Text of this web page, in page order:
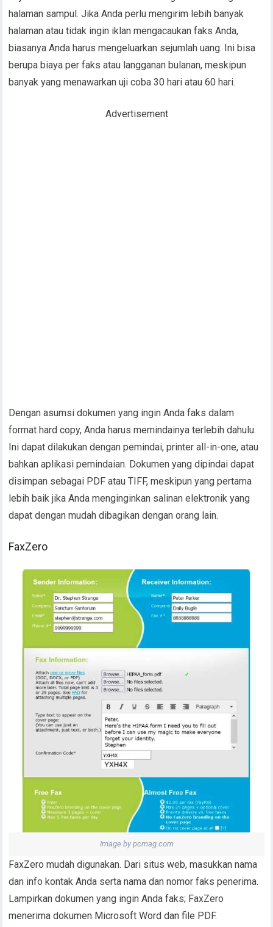
halaman sampul. Jika Anda perlu mengirim lebih banyak
halaman atau tidak ingin iklan mengacaukan faks Anda,
biasanya Anda harus mengeluarkan sejumlah uang. Ini bisa
berupa biaya per faks atau langganan bulanan, meskipun
banyak yang menawarkan uji coba 30 hari atau 60 hari.
Advertisement
Dengan asumsi dokumen yang ingin Anda faks dalam
format hard copy, Anda harus memindainya terlebih dahulu.
Ini dapat dilakukan dengan pemindai, printer all-in-one, atau
bahkan aplikasi pemindaian. Dokumen yang dipindai dapat
disimpan sebagai PDF atau TIFF, meskipun yang pertama
lebih baik jika Anda menginginkan salinan elektronik yang
dapat dengan mudah dibagikan dengan orang lain.
FaxZero
Image by pcmag.com
FaxZero mudah digunakan. Dari situs web, masukkan nama
dan info kontak Anda serta nama dan nomor faks penerima.
Lampirkan dokumen yang ingin Anda faks; FaxZero
menerima dokumen Microsoft Word dan file PDF.